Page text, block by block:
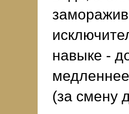
навыке -
(за смену